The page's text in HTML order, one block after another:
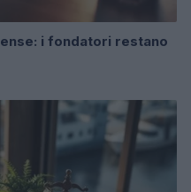
i fondatori restano